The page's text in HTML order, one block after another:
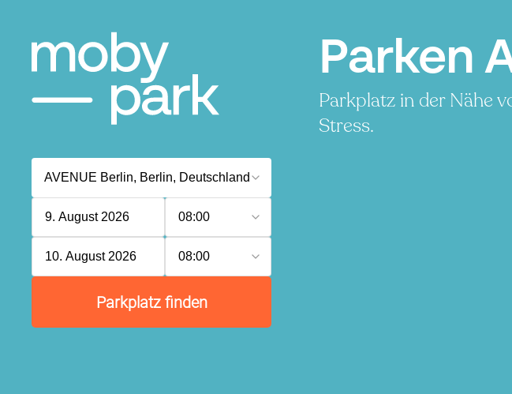
Parken
Parkplatz in der Nähe
Stress.
9. August 2026 08:00
10. August 2026 08:00
Parkplatz finden